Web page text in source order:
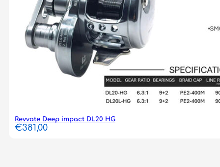
Revvate Deep impact DL20 HG
€381,00